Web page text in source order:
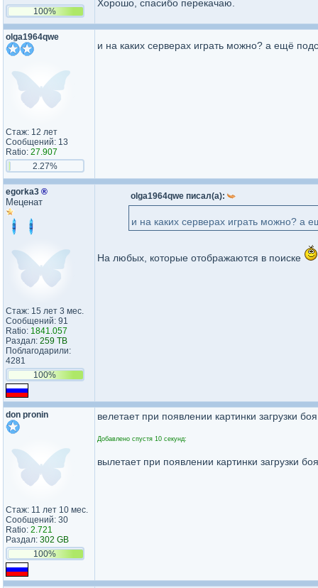
100%
Хорошо, спасибо перекачаю.
olga1964qwe
Стаж: 12 лет
Сообщений: 13
Ratio: 27.907
2.27%
и на каких серверах играть можно? а ещё
egorka3 ®
Меценат
Стаж: 15 лет 3 мес.
Сообщений: 91
Ratio: 1841.057
Раздал: 259 TB
Поблагодарили:
4281
100%
olga1964qwe писал(а):
и на каких серверах играть можно? а
На любых, которые отображаются в поиске
don pronin
Стаж: 11 лет 10 мес.
Сообщений: 30
Ratio: 2.721
Раздал: 302 GB
100%
велетает при появлении картинки загрузки боя
Добавлено спустя 10 секунд:
вылетает при появлении картинки загрузки боя